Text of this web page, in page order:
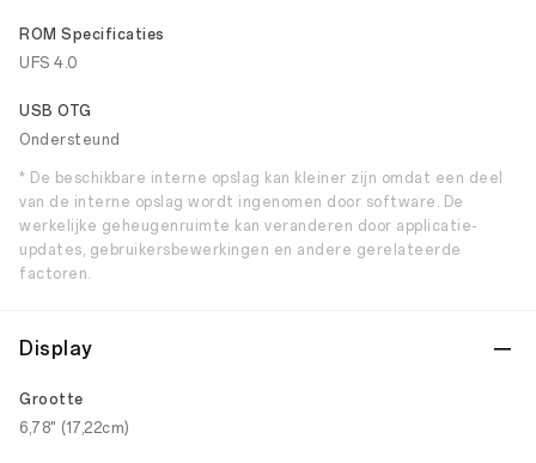
ROM Specificaties
UFS 4.0
USB OTG
Ondersteund
* De beschikbare interne opslag kan kleiner zijn omdat een deel
van de interne opslag wordt ingenomen door software. De
werkelijke geheugenruimte kan veranderen door applicatie-
updates, gebruikersbewerkingen en andere gerelateerde
factoren.
Display
Grootte
6,78" (17,22cm)